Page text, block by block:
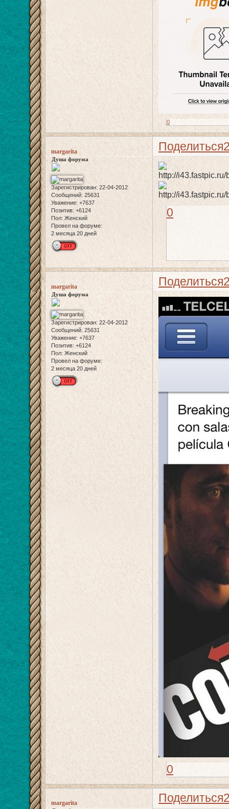
0
Поделиться
margarita
Душа форума
Зарегистрирован: 22-04-2012
Сообщений: 25631
Уважение: +7637
Позитив: +6124
Пол: Женский
Провел на форуме:
2 месяца 20 дней
0
Поделиться
margarita
Душа форума
Зарегистрирован: 22-04-2012
Сообщений: 25631
Уважение: +7637
Позитив: +6124
Пол: Женский
Провел на форуме:
2 месяца 20 дней
0
Поделиться
margarita